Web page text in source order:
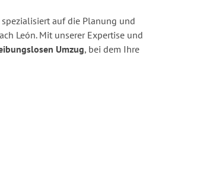
auf die Planung und
León. Mit unserer Expertise und
Umzug, bei dem Ihre